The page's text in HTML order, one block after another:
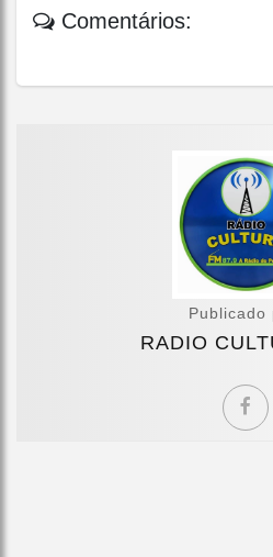
Comentários:
Publicado
RADIO